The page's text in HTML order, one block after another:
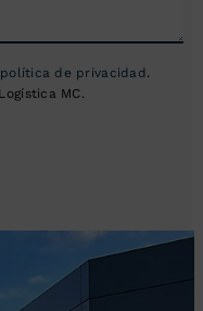
política de privacidad.
MC.